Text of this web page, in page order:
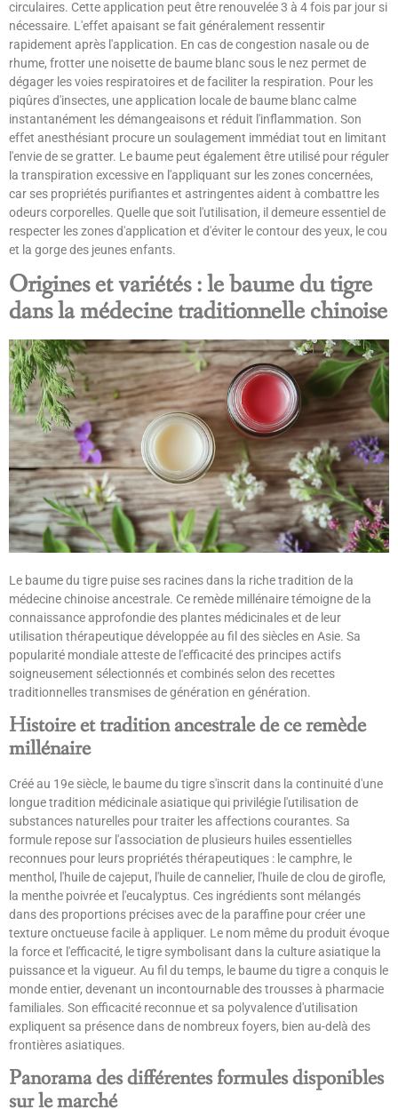
circulaires. Cette application peut être renouvelée 3 à 4 fois par jour si
nécessaire. L'effet apaisant se fait généralement ressentir
rapidement après l'application. En cas de congestion nasale ou de
rhume, frotter une noisette de baume blanc sous le nez permet de
dégager les voies respiratoires et de faciliter la respiration. Pour les
piqûres d'insectes, une application locale de baume blanc calme
instantanément les démangeaisons et réduit l'inflammation. Son
effet anesthésiant procure un soulagement immédiat tout en limitant
l'envie de se gratter. Le baume peut également être utilisé pour réguler
la transpiration excessive en l'appliquant sur les zones concernées,
car ses propriétés purifiantes et astringentes aident à combattre les
odeurs corporelles. Quelle que soit l'utilisation, il demeure essentiel de
respecter les zones d'application et d'éviter le contour des yeux, le cou
et la gorge des jeunes enfants.
Origines et variétés : le baume du tigre
dans la médecine traditionnelle chinoise
Le baume du tigre puise ses racines dans la riche tradition de la
médecine chinoise ancestrale. Ce remède millénaire témoigne de la
connaissance approfondie des plantes médicinales et de leur
utilisation thérapeutique développée au fil des siècles en Asie. Sa
popularité mondiale atteste de l'efficacité des principes actifs
soigneusement sélectionnés et combinés selon des recettes
traditionnelles transmises de génération en génération.
Histoire et tradition ancestrale de ce remède
millénaire
Créé au 19e siècle, le baume du tigre s'inscrit dans la continuité d'une
longue tradition médicinale asiatique qui privilégie l'utilisation de
substances naturelles pour traiter les affections courantes. Sa
formule repose sur l'association de plusieurs huiles essentielles
reconnues pour leurs propriétés thérapeutiques : le camphre, le
menthol, l'huile de cajeput, l'huile de cannelier, l'huile de clou de girofle,
la menthe poivrée et l'eucalyptus. Ces ingrédients sont mélangés
dans des proportions précises avec de la paraffine pour créer une
texture onctueuse facile à appliquer. Le nom même du produit évoque
la force et l'efficacité, le tigre symbolisant dans la culture asiatique la
puissance et la vigueur. Au fil du temps, le baume du tigre a conquis le
monde entier, devenant un incontournable des trousses à pharmacie
familiales. Son efficacité reconnue et sa polyvalence d'utilisation
expliquent sa présence dans de nombreux foyers, bien au-delà des
frontières asiatiques.
Panorama des différentes formules disponibles
sur le marché